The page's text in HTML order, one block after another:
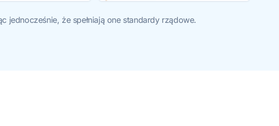
jednocześnie, że spełniają one standardy rządowe.